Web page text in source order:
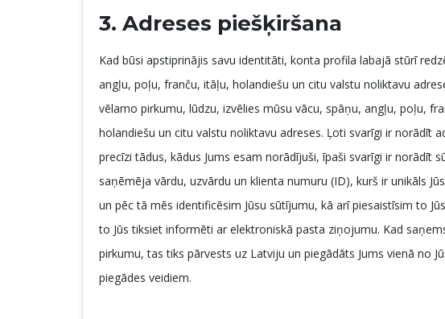
3. Adreses piešķiršana
Kad būsi apstiprinājis savu identitāti, konta profila labajā stūrī
angļu, poļu, franču, itāļu, holandiešu un citu valstu noliktavu
vēlamo pirkumu, lūdzu, izvēlies mūsu vācu, spāņu, angļu, poļu,
holandiešu un citu valstu noliktavu adreses. Ļoti svarīgi ir norādīt
precīzi tādus, kādus Jums esam norādījuši, īpaši svarīgi ir norādīt
saņēmēja vārdu, uzvārdu un klienta numuru (ID), kurš ir unikāls
un pēc tā mēs identificēsim Jūsu sūtījumu, kā arī piesaistīsim to
to Jūs tiksiet informēti ar elektroniskā pasta ziņojumu. Kad
pirkumu, tas tiks pārvests uz Latviju un piegādāts Jums vienā no
piegādes veidiem.